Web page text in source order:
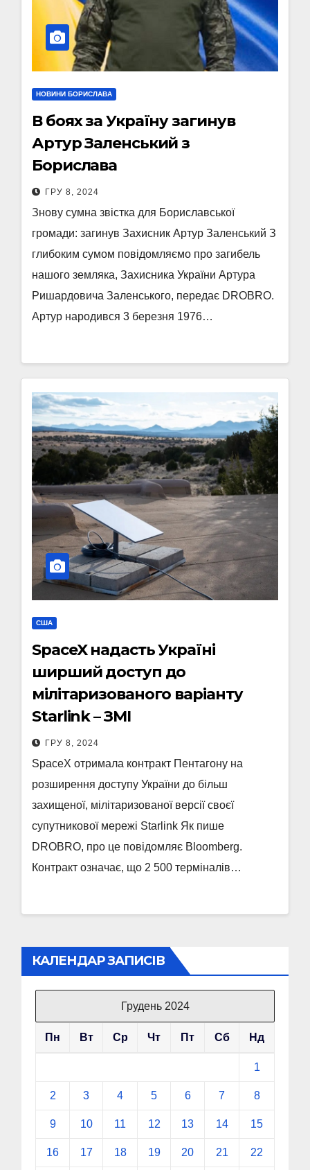
НОВИНИ БОРИСЛАВА
В боях за Україну загинув
Артур Заленський з
Борислава
ГРУ 8, 2024
Знову сумна звістка для Бориславської
громади: загинув Захисник Артур Заленський З
глибоким сумом повідомляємо про загибель
нашого земляка, Захисника України Артура
Ришардовича Заленського, передає DROBRO.
Артур народився 3 березня 1976…
США
SpaceX надасть Україні
ширший доступ до
мілітаризованого варіанту
Starlink – ЗМІ
ГРУ 8, 2024
SpaceX отримала контракт Пентагону на
розширення доступу України до більш
захищеної, мілітаризованої версії своєї
супутникової мережі Starlink Як пише
DROBRO, про це повідомляє Bloomberg.
Контракт означає, що 2 500 терміналів…
КАЛЕНДАР ЗАПИСІВ
Грудень 2024
Пн Вт Ср Чт Пт Сб Нд
1
2 3 4 5 6 7 8
9 10 11 12 13 14 15
16 17 18 19 20 21 22